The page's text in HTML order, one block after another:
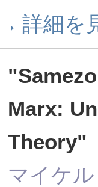
詳細を
Marx:
Theory"
マイケ